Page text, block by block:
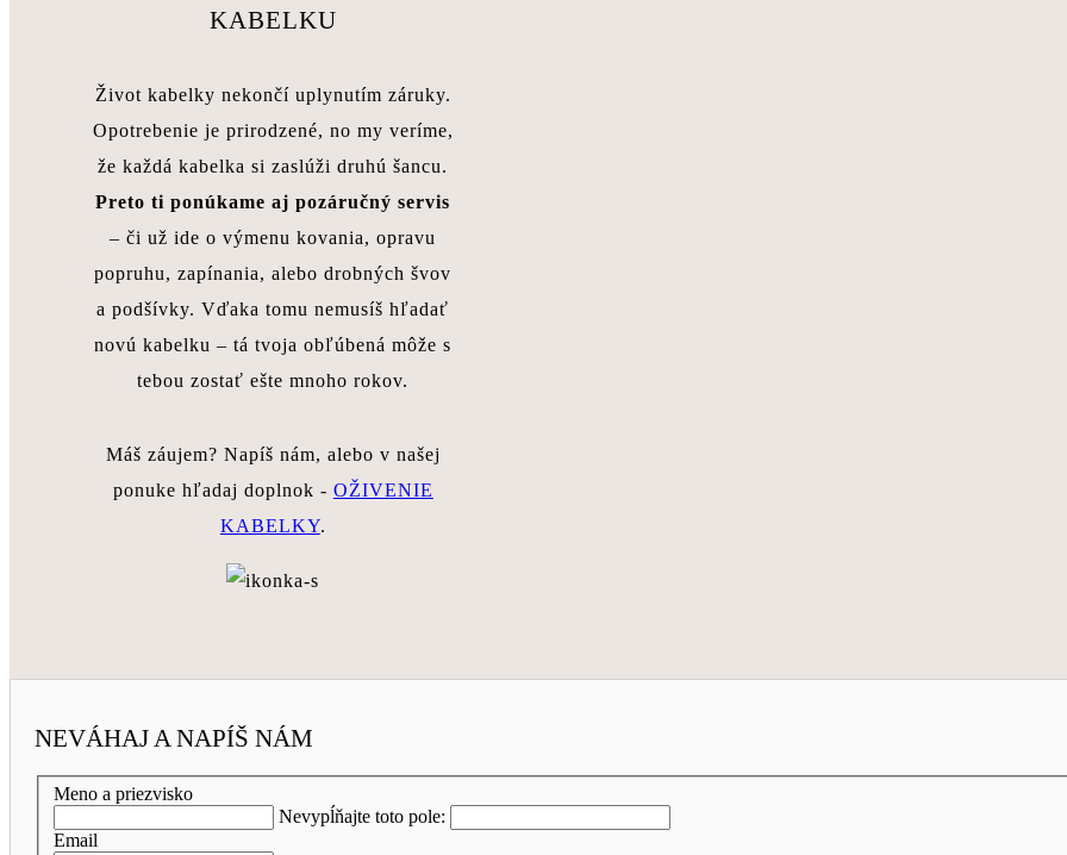
KABELKU
Život kabelky nekončí uplynutím záruky.
Opotrebenie je prirodzené, no my veríme,
že každá kabelka si zaslúži druhú šancu.
Preto ti ponúkame aj pozáručný servis
– či už ide o výmenu kovania, opravu
popruhu, zapínania, alebo drobných švov
a podšívky. Vďaka tomu nemusíš hľadať
novú kabelku – tá tvoja obľúbená môže s
tebou zostať ešte mnoho rokov.
Máš záujem? Napíš nám, alebo v našej
ponuke hľadaj doplnok - OŽIVENIE
KABELKY.
NEVÁHAJ A NAPÍŠ NÁM
Meno a priezvisko
Nevypĺňajte toto pole:
Email